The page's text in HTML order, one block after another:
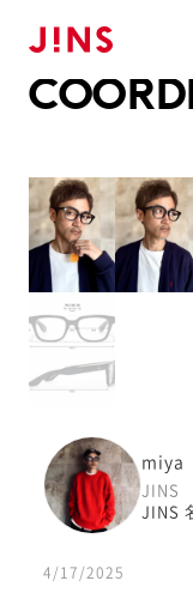
miya
JINS
JINS
4/17/2025